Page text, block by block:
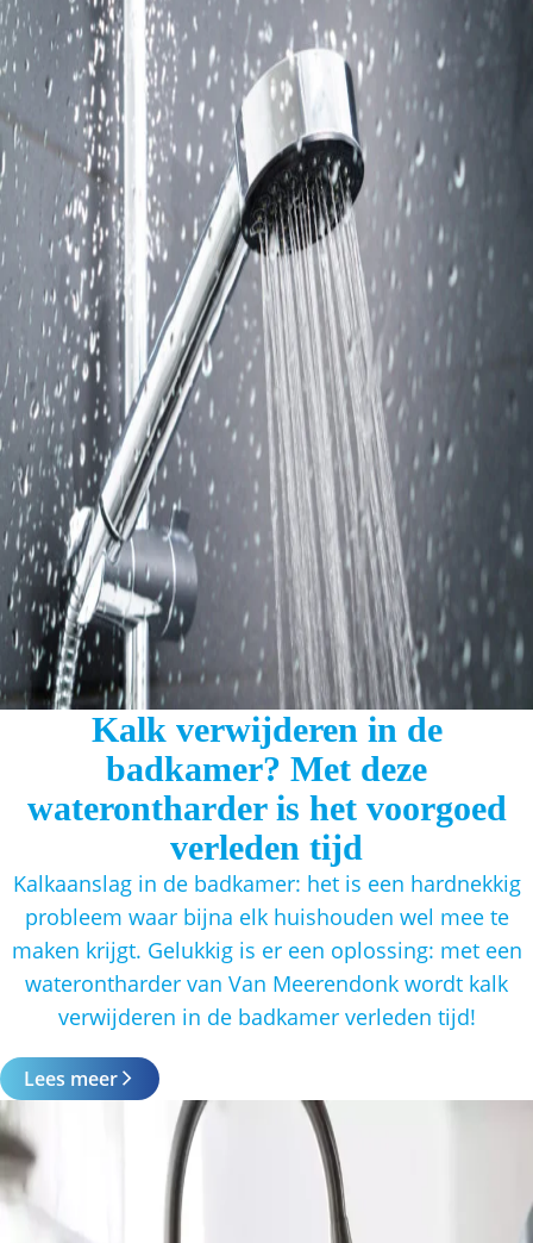
Kalk verwijderen in de
badkamer? Met deze
waterontharder is het voorgoed
verleden tijd
Kalkaanslag in de badkamer: het is een hardnekkig
probleem waar bijna elk huishouden wel mee te
maken krijgt. Gelukkig is er een oplossing: met een
waterontharder van Van Meerendonk wordt kalk
verwijderen in de badkamer verleden tijd!
Lees meer